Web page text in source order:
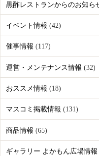
黒酢レストランからのお知ら
イベント情報 (42)
催事情報 (117)
運営・メンテナンス情報 (32)
おススメ情報 (18)
マスコミ掲載情報 (131)
商品情報 (65)
ギャラリー よかもん広場情報